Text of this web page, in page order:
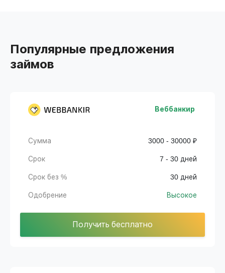
Популярные предложения
займов
Веббанкир
Сумма 3000 - 30000 ₽
Срок 7 - 30 дней
Срок без % 30 дней
Одобрение Высокое
Получить бесплатно